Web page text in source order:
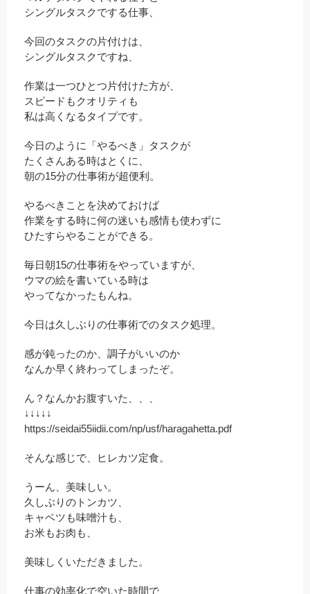
シングルタスクでする仕事、
今回のタスクの片付けは、
シングルタスクですね、
作業は一つひとつ片付けた方が、
スピードもクオリティも
私は高くなるタイプです。
今日のように「やるべき」タスクが
たくさんある時はとくに、
朝の15分の仕事術が超便利。
やるべきことを決めておけば
作業をする時に何の迷いも感情も使わずに
ひたすらやることができる。
毎日朝15の仕事術をやっていますが、
ウマの絵を書いている時は
やってなかったもんね。
今日は久しぶりの仕事術でのタスク処理。
感が鈍ったのか、調子がいいのか
なんか早く終わってしまったぞ。
ん？なんかお腹すいた、、、
↓↓↓↓↓
https://seidai55iidii.com/np/usf/haragahetta.pdf
そんな感じで、ヒレカツ定食。
うーん、美味しい。
久しぶりのトンカツ、
キャベツも味噌汁も、
お米もお肉も、
美味しくいただきました。
仕事の効率化で空いた時間で